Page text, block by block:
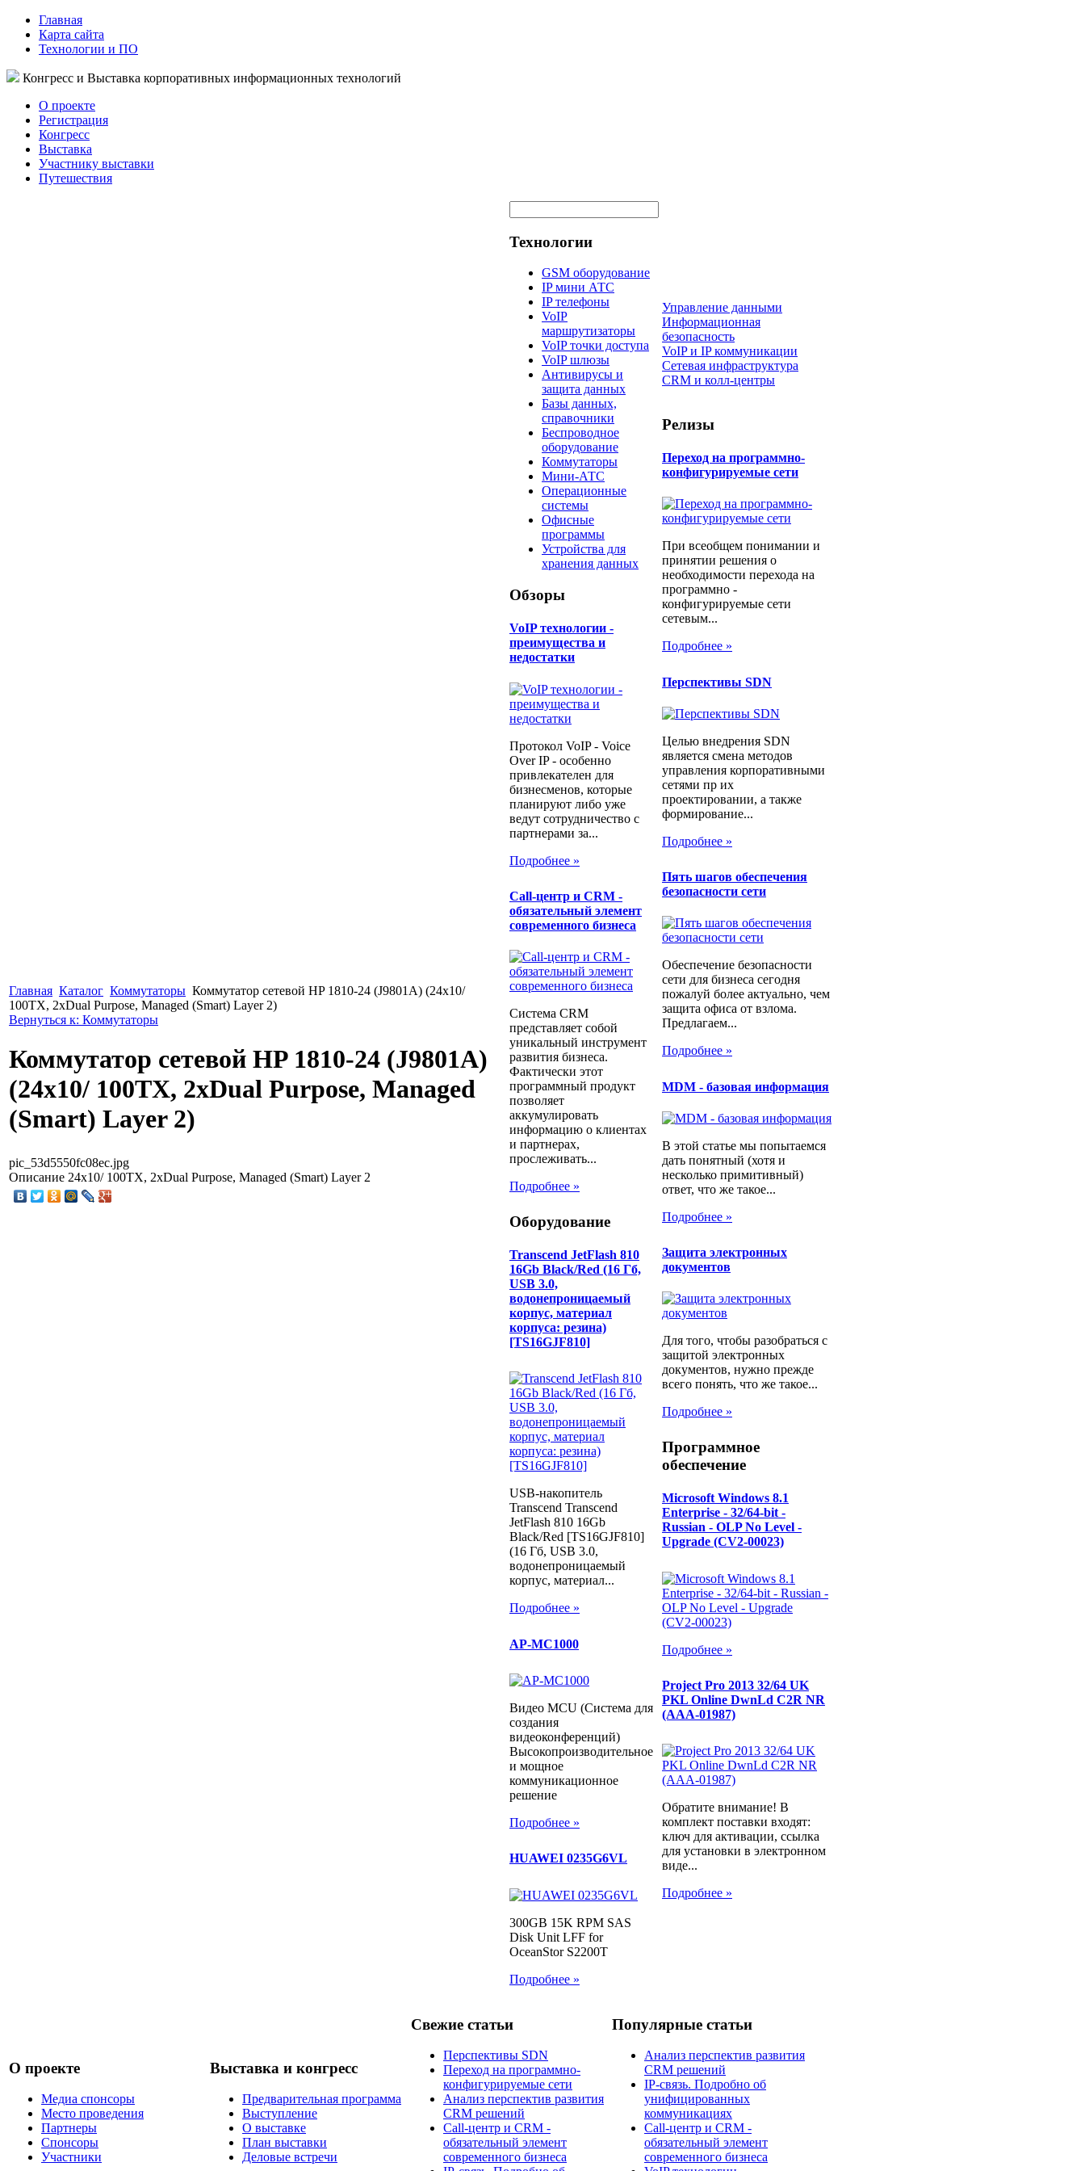
Главная
Карта сайта
Технологии и ПО
Конгресс и Выставка корпоративных информационных технологий
О проекте
Регистрация
Конгресс
Выставка
Участнику выставки
Путешествия
Главная Каталог Коммутаторы Коммутатор сетевой HP 1810-24 (J9801A) (24x10/
100TX, 2xDual Purpose, Managed (Smart) Layer 2)
Вернуться к: Коммутаторы
Коммутатор сетевой HP 1810-24 (J9801A)
(24x10/ 100TX, 2xDual Purpose, Managed
(Smart) Layer 2)
pic_53d5550fc08ec.jpg
Описание 24x10/ 100TX, 2xDual Purpose, Managed (Smart) Layer 2
Технологии
GSM оборудование
IP мини АТС
IP телефоны
VoIP
маршрутизаторы
VoIP точки доступа
VoIP шлюзы
Антивирусы и
защита данных
Базы данных,
справочники
Беспроводное
оборудование
Коммутаторы
Мини-АТС
Операционные
системы
Офисные
программы
Устройства для
хранения данных
Обзоры
​VoIP технологии -
преимущества и
недостатки
Протокол VoIP - Voice
Over IP - особенно
привлекателен для
бизнесменов, которые
планируют либо уже
ведут сотрудничество с
партнерами за...
Подробнее »
Call-центр и CRM -
обязательный элемент
современного бизнеса
Система CRM
представляет собой
уникальный инструмент
развития бизнеса.
Фактически этот
программный продукт
позволяет
аккумулировать
информацию о клиентах
и партнерах,
прослеживать...
Подробнее »
Оборудование
Transcend JetFlash 810
16Gb Black/Red (16 Гб,
USB 3.0,
водонепроницаемый
корпус, материал
корпуса: резина)
[TS16GJF810]
USB-накопитель
Transcend Transcend
JetFlash 810 16Gb
Black/Red [TS16GJF810]
(16 Гб, USB 3.0,
водонепроницаемый
корпус, материал...
Подробнее »
AP-MC1000
Видео MCU (Система для
создания
видеоконференций)
Высокопроизводительное
и мощное
коммуникационное
решение
Подробнее »
HUAWEI 0235G6VL
300GB 15K RPM SAS
Disk Unit LFF for
OceanStor S2200T
Подробнее »
Управление данными
Информационная
безопасность
VoIP и IP коммуникации
Сетевая инфраструктура
CRM и колл-центры
Релизы
Переход на программно-
конфигурируемые сети
При всеобщем понимании и
принятии решения о
необходимости перехода на
программно -
конфигурируемые сети
сетевым...
Подробнее »
Перспективы SDN
Целью внедрения SDN
является смена методов
управления корпоративными
сетями пр их
проектировании, а также
формирование...
Подробнее »
Пять шагов обеспечения
безопасности сети
Обеспечение безопасности
сети для бизнеса сегодня
пожалуй более актуально, чем
защита офиса от взлома.
Предлагаем...
Подробнее »
MDM - базовая информация
В этой статье мы попытаемся
дать понятный (хотя и
несколько примитивный)
ответ, что же такое...
Подробнее »
Защита электронных
документов
Для того, чтобы разобраться с
защитой электронных
документов, нужно прежде
всего понять, что же такое...
Подробнее »
Программное
обеспечение
Microsoft Windows 8.1
Enterprise - 32/64-bit -
Russian - OLP No Level -
Upgrade (CV2-00023)
Подробнее »
Project Pro 2013 32/64 UK
PKL Online DwnLd C2R NR
(AAA-01987)
Обратите внимание! В
комплект поставки входят:
ключ для активации, ссылка
для установки в электронном
виде...
Подробнее »
О проекте
Медиа спонсоры
Место проведения
Партнеры
Спонсоры
Участники
Выставка и конгресс
Предварительная программа
Выступление
О выставке
План выставки
Деловые встречи
Свежие статьи
Перспективы SDN
Переход на программно-
конфигурируемые сети
Анализ перспектив развития
CRM решений
Call-центр и CRM -
обязательный элемент
современного бизнеса
Популярные статьи
Анализ перспектив развития
CRM решений
IP-связь. Подробно об
унифицированных
коммуникациях
Call-центр и CRM -
обязательный элемент
современного бизнеса